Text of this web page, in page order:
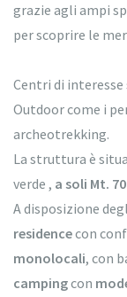
grazie agli ampi
per scoprire le
Centri di
Outdoor come i
archeotrekking.
La struttura è
verde , a soli Mt.
A disposizione
residencecon
monolocali, con
campingcon